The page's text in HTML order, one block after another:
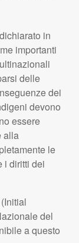
in
importanti
delle
dei
devono
essere
alla
le
i diritti dei
del
a questo